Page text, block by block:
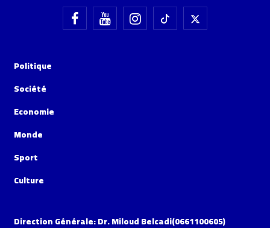
Politique
Société
Economie
Monde
Sport
Culture
Direction Générale: Dr. Miloud Belcadi(0661100605)